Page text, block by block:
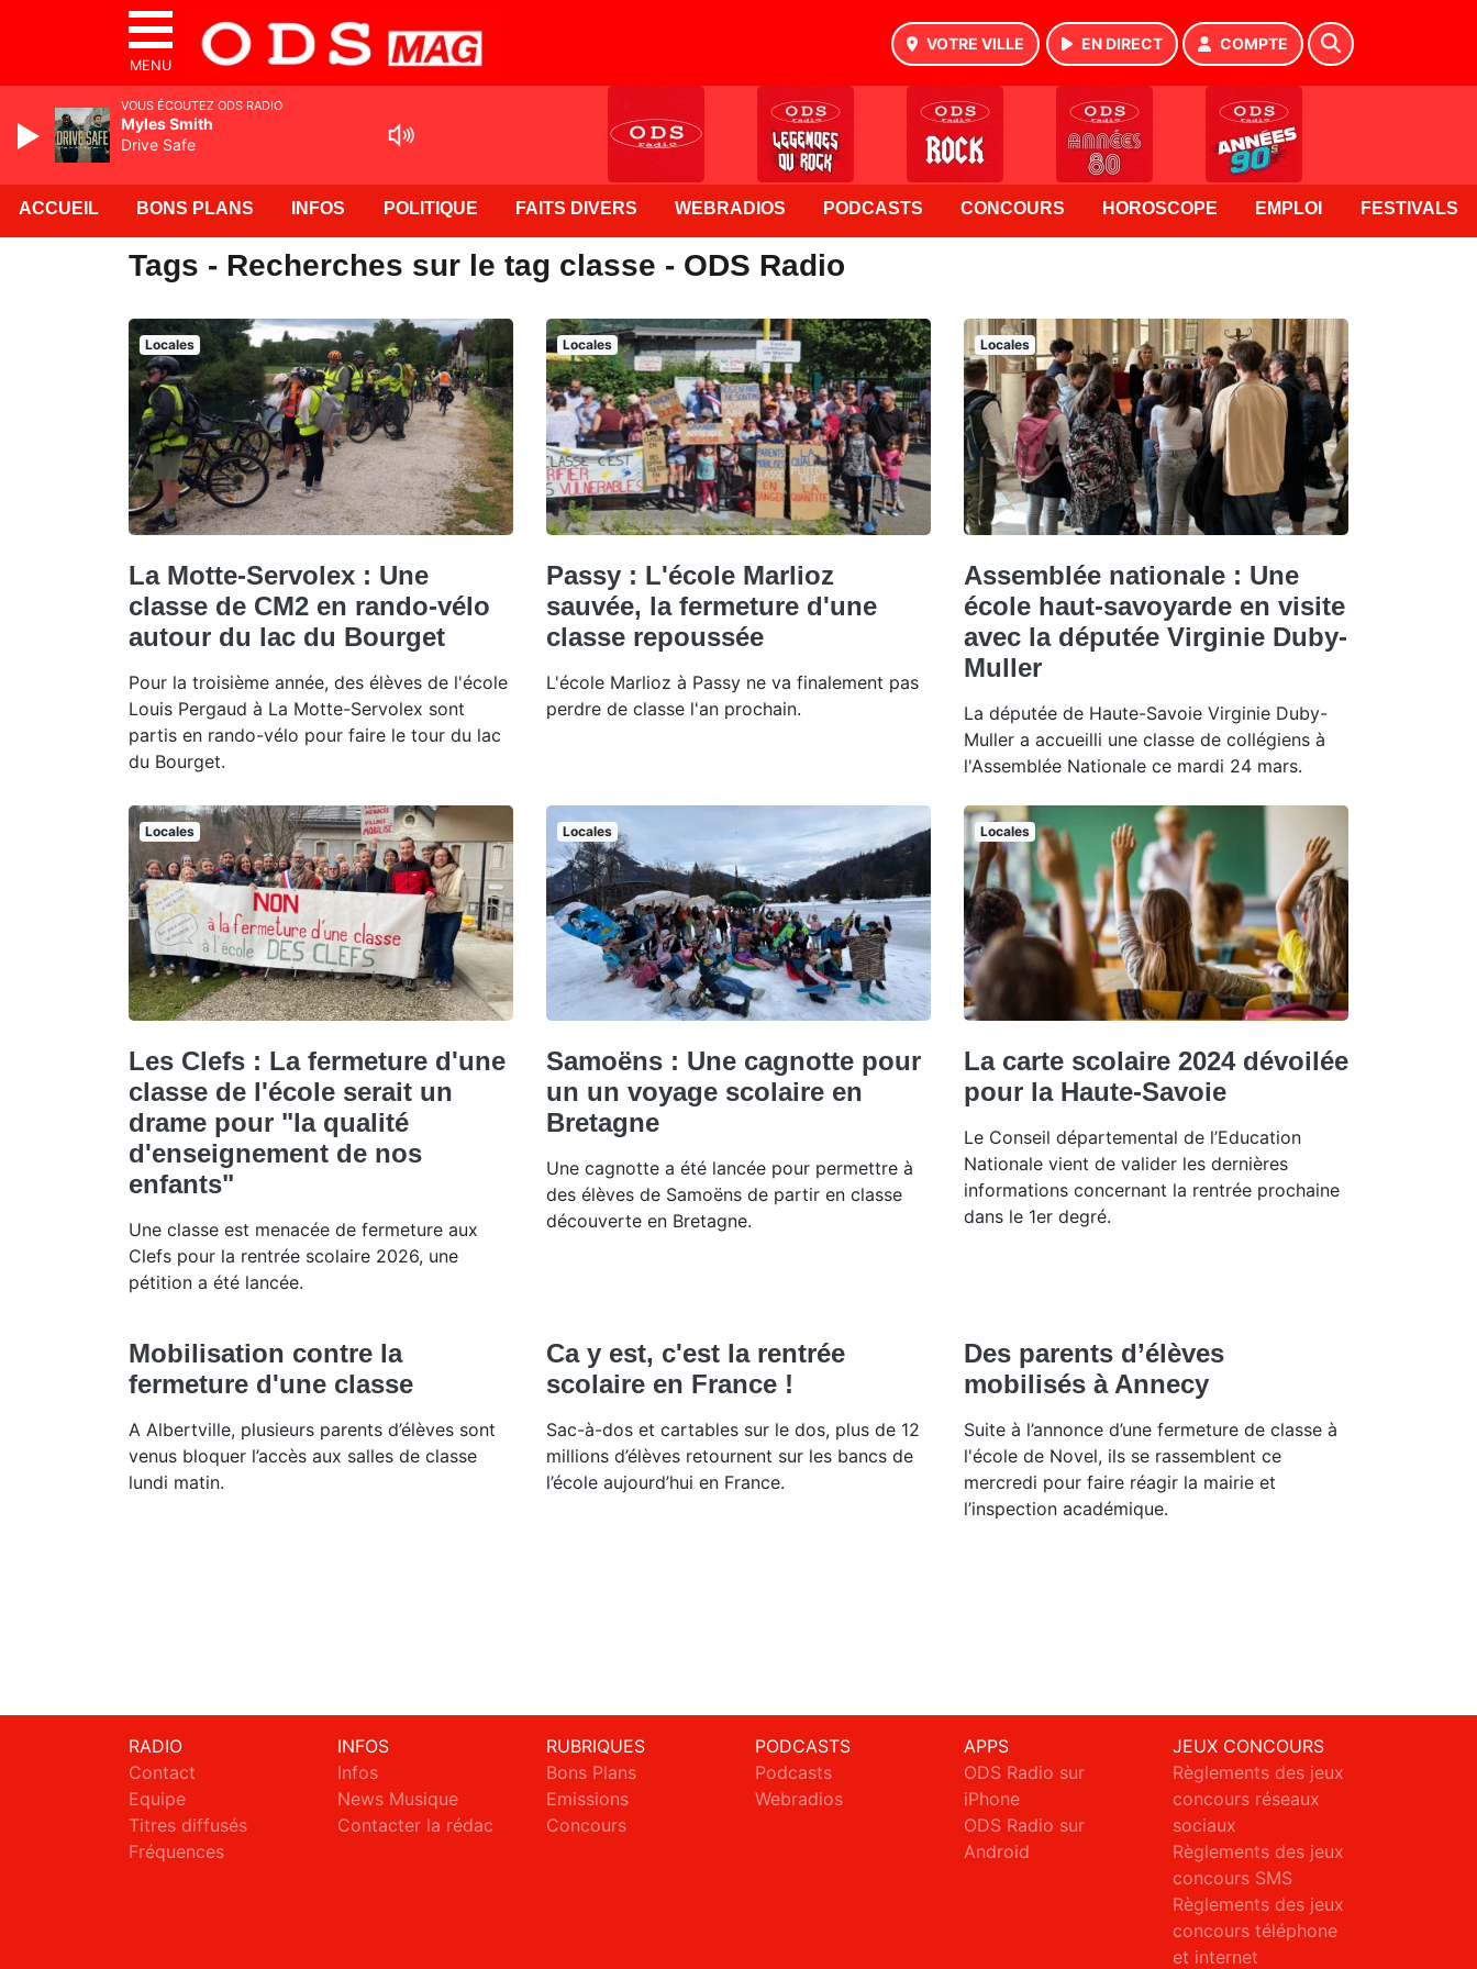
MENU
VOTRE VILLE EN DIRECT COMPTE
ACCUEIL BONS PLANS INFOS POLITIQUE FAITS DIVERS WEBRADIOS PODCASTS CONCOURS HOROSCOPE EMPLOI FESTIVALS
Tags - Recherches sur le tag classe - ODS Radio
Locales
La Motte-Servolex : Une
classe de CM2 en rando-vélo
autour du lac du Bourget
Pour la troisième année, des élèves de l'école
Louis Pergaud à La Motte-Servolex sont
partis en rando-vélo pour faire le tour du lac
du Bourget.
Locales
Passy : L'école Marlioz
sauvée, la fermeture d'une
classe repoussée
L'école Marlioz à Passy ne va finalement pas
perdre de classe l'an prochain.
Locales
Assemblée nationale : Une
école haut-savoyarde en visite
avec la députée Virginie Duby-
Muller
La députée de Haute-Savoie Virginie Duby-
Muller a accueilli une classe de collégiens à
l'Assemblée Nationale ce mardi 24 mars.
Locales
Les Clefs : La fermeture d'une
classe de l'école serait un
drame pour "la qualité
d'enseignement de nos
enfants"
Une classe est menacée de fermeture aux
Clefs pour la rentrée scolaire 2026, une
pétition a été lancée.
Locales
Samoëns : Une cagnotte pour
un un voyage scolaire en
Bretagne
Une cagnotte a été lancée pour permettre à
des élèves de Samoëns de partir en classe
découverte en Bretagne.
Locales
La carte scolaire 2024 dévoilée
pour la Haute-Savoie
Le Conseil départemental de l’Education
Nationale vient de valider les dernières
informations concernant la rentrée prochaine
dans le 1er degré.
Mobilisation contre la
fermeture d'une classe
A Albertville, plusieurs parents d’élèves sont
venus bloquer l’accès aux salles de classe
lundi matin.
Ca y est, c'est la rentrée
scolaire en France !
Sac-à-dos et cartables sur le dos, plus de 12
millions d’élèves retournent sur les bancs de
l’école aujourd’hui en France.
Des parents d’élèves
mobilisés à Annecy
Suite à l’annonce d’une fermeture de classe à
l'école de Novel, ils se rassemblent ce
mercredi pour faire réagir la mairie et
l’inspection académique.
RADIO
Contact
Equipe
Titres diffusés
Fréquences
INFOS
Infos
News Musique
Contacter la rédac
RUBRIQUES
Bons Plans
Emissions
Concours
PODCASTS
Podcasts
Webradios
APPS
ODS Radio sur
iPhone
ODS Radio sur
Android
JEUX CONCOURS
Règlements des jeux
concours réseaux
sociaux
Règlements des jeux
concours SMS
Règlements des jeux
concours téléphone
et internet
VOUS ÉCOUTEZ ODS RADIO
Myles Smith
Drive Safe